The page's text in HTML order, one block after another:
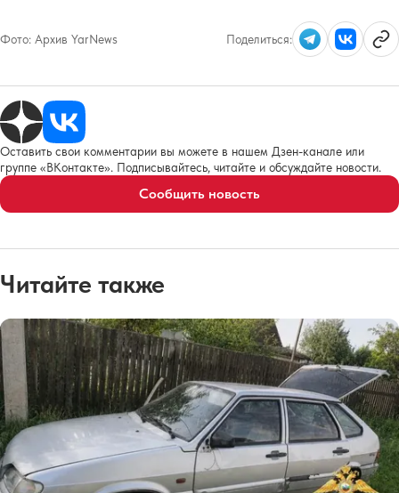
Фото: Архив YarNews Поделиться:
Оставить свои комментарии вы можете в нашем Дзен-канале или
группе «ВКонтакте». Подписывайтесь, читайте и обсуждайте новости.
Сообщить новость
Читайте также